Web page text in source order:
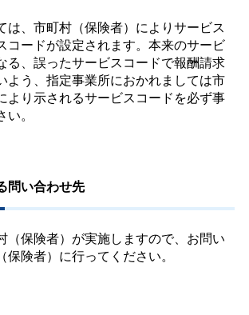
は、市町村（保険者）によりサービス
コードが設定されます。本来のサービ
る、誤ったサービスコードで報酬請求
よう、指定事業所におかれましては市
より示されるサービスコードを必ず事
。
問い合わせ先
（保険者）が実施しますので、お問い
険者）に行ってください。